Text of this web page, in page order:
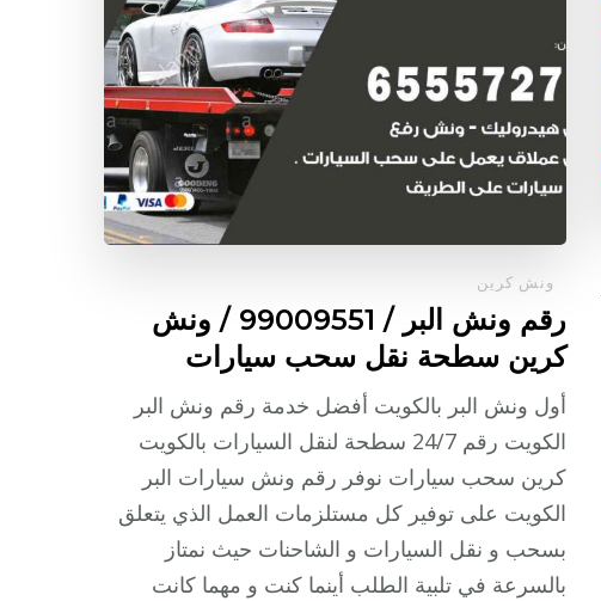
ونش كرين
رقم ونش البر / 99009551‬ / ونش
كرين سطحة نقل سحب سيارات
أول ونش البر بالكويت أفضل خدمة رقم ونش البر
الكويت رقم 24/7 سطحة لنقل السيارات بالكويت
كرين سحب سيارات نوفر رقم ونش سيارات البر
الكويت على توفير كل مستلزمات العمل الذي يتعلق
بسحب و نقل السيارات و الشاحنات حيث نمتاز
بالسرعة في تلبية الطلب أينما كنت و مهما كانت